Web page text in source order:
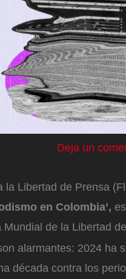
Deja un
la Libertad de Prensa
en Colombia’,
de la Libertad
alarmantes: 2024 ha
década contra los